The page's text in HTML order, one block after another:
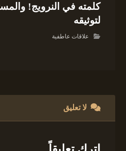
كلمته في النرويج!
لتوثيقه
علاقات عاطفية
لا تعليق